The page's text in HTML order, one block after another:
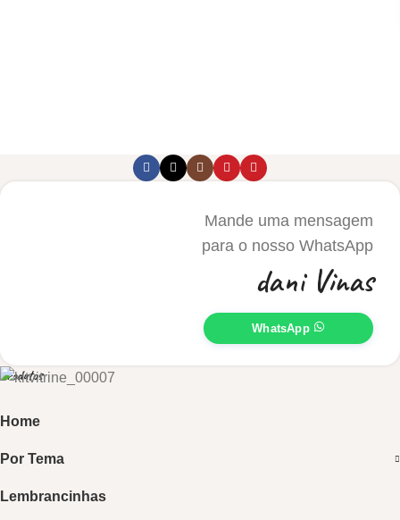
Mande uma mensagem
para o nosso WhatsApp
dani Vinas
WhatsApp
Produtos
Home
Por Tema
Lembrancinhas